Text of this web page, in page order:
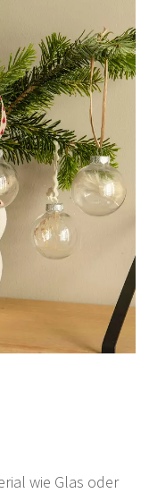
wie Glas oder